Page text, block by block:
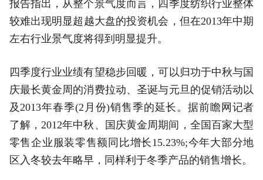
报告指出，从整个景气度而言，四季度纺织行业整体
较难出现明显超越大盘的投资机会，但在2013年中期
左右行业景气度将得到明显提升。
四季度行业业绩有望稳步回暖，可以归功于中秋与国
庆最长黄金周的消费拉动、圣诞与元旦的促销活动以
及2013年春季(2月份)销售季的延长。据前瞻网记者
了解，2012年中秋、国庆黄金周期间，全国百家大型
零售企业服装零售额同比增长15.23%;今年大部分地
区入冬较去年略早，同样利于冬季产品的销售增长。